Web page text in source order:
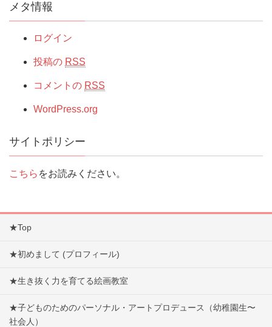
メタ情報
ログイン
投稿の RSS
コメントの RSS
WordPress.org
サイトポリシー
こちら をお読みください。
★Top
★初めまして (プロフィール)
★生き抜く力を育てる絵画教室
★子どものためのパーソナル・アートプロデュース（幼稚園生〜
社会人）